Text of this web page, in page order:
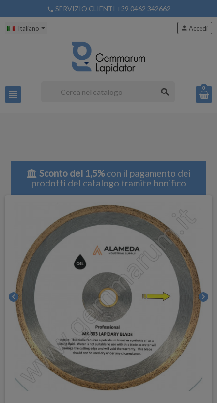
phone SERVIZIO CLIENTI +39 0462 342662
Italiano
view_headline search
person Accedi
0
Sconto del 1,5%con il pagamento dei
prodotti del catalogo tramite bonifico
chevron_left chevron_right